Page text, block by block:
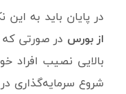
در پایان باید به
از بورس در صورتی که
بالایی نصیب افراد
شروع سرمایه‌گذاری